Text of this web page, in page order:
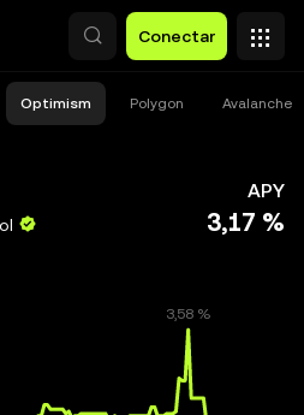
Conectar
Optimism Polygon Avalanche
APY
3,17 %